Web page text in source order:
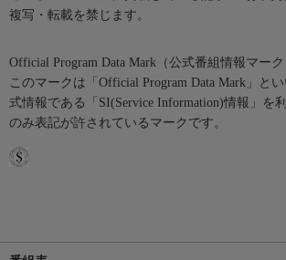
複写・転載を禁じます。
Official Program Data Mark（公式番組情報マーク
このマークは「Official Program Data Mark」と
式情報である「SI(Service Information)情報」を
のみ表記が許されているマークです。